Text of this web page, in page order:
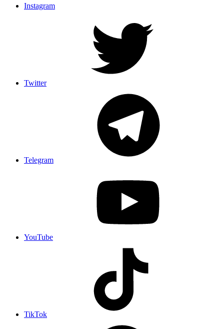
Instagram
Twitter
Telegram
YouTube
TikTok